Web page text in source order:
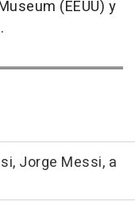
(EEUU) y
Jorge Messi, a